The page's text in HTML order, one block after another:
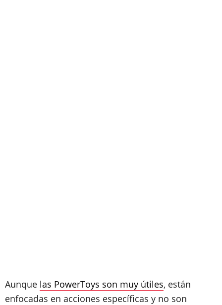
Aunque las PowerToys son muy útiles, están
enfocadas en acciones específicas y no son